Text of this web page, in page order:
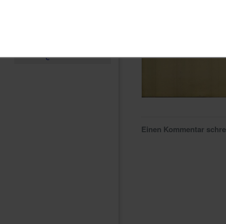
e
Einen Kommentar